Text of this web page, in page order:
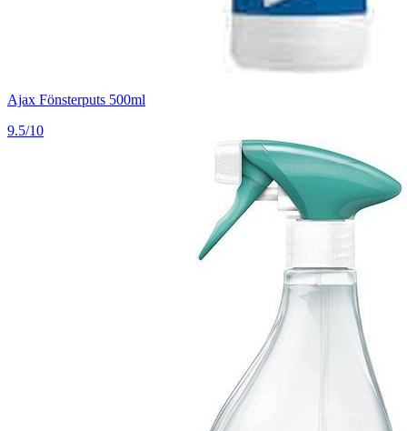
Ajax Fönsterputs 500ml
9.5/10